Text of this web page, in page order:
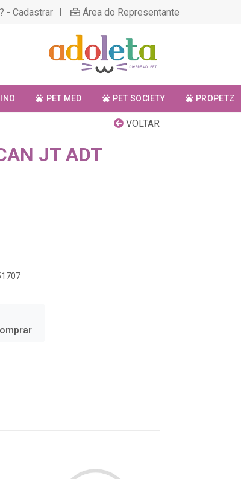
- Cadastrar | Área do Representante
PET MED PET SOCIETY PROPETZ
VOLTAR
JT ADT